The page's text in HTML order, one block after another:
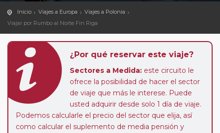
Inicio Viajes a Europa
Viajes a Polonia
Viajar por Rumbo al Norte Fin Riga
¿Por qué reservar este viaje?
Sectores a Medida: este circuito le
ofrece la posibilidad de hacer el sector
de viaje que más le interese. Puede
usted adquirir desde solo 1 día de viaje.
Podemos calcularle el precio del sector que elija, así
como calcular el suplemento de media pensión y